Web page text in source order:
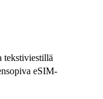
tekstiviestillä
eSIM-